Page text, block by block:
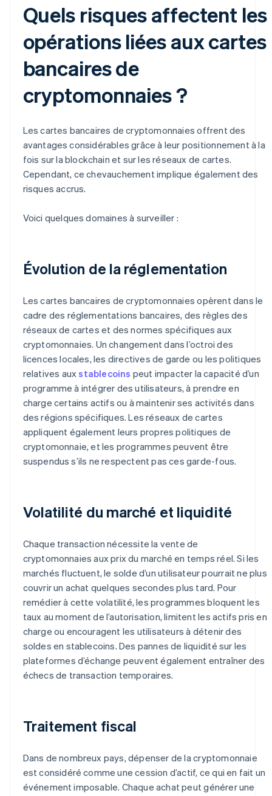
Quels risques affectent les
opérations liées aux cartes
bancaires de
cryptomonnaies ?
Les cartes bancaires de cryptomonnaies offrent des
avantages considérables grâce à leur positionnement à la
fois sur la blockchain et sur les réseaux de cartes.
Cependant, ce chevauchement implique également des
risques accrus.
Voici quelques domaines à surveiller :
Évolution de la réglementation
Les cartes bancaires de cryptomonnaies opèrent dans le
cadre des réglementations bancaires, des règles des
réseaux de cartes et des normes spécifiques aux
cryptomonnaies. Un changement dans l’octroi des
licences locales, les directives de garde ou les politiques
relatives auxstablecoins peut impacter la capacité d’un
programme à intégrer des utilisateurs, à prendre en
charge certains actifs ou à maintenir ses activités dans
des régions spécifiques. Les réseaux de cartes
appliquent également leurs propres politiques de
cryptomonnaie, et les programmes peuvent être
suspendus s’ils ne respectent pas ces garde-fous.
Volatilité du marché et liquidité
Chaque transaction nécessite la vente de
cryptomonnaies aux prix du marché en temps réel. Si les
marchés fluctuent, le solde d’un utilisateur pourrait ne plus
couvrir un achat quelques secondes plus tard. Pour
remédier à cette volatilité, les programmes bloquent les
taux au moment de l’autorisation, limitent les actifs pris en
charge ou encouragent les utilisateurs à détenir des
soldes en stablecoins. Des pannes de liquidité sur les
plateformes d’échange peuvent également entraîner des
échecs de transaction temporaires.
Traitement fiscal
Dans de nombreux pays, dépenser de la cryptomonnaie
est considéré comme une cession d’actif, ce qui en fait un
événement imposable. Chaque achat peut générer une